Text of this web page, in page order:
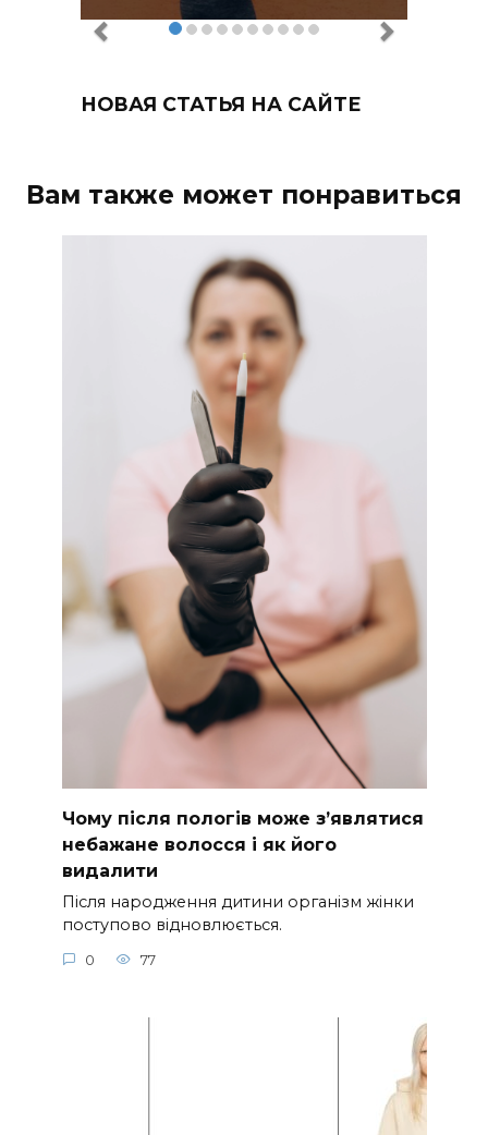
НОВАЯ СТАТЬЯ НА САЙТЕ
Вам также может понравиться
Чому після пологів може з’являтися
небажане волосся і як його
видалити
Після народження дитини організм жінки
поступово відновлюється.
0 77